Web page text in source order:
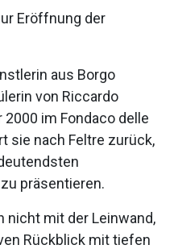
Eröffnung der
aus Borgo
von Riccardo
im Fondaco delle
sie nach Feltre zurück,
präsentieren.
nicht mit der Leinwand,
Rückblick mit tiefen